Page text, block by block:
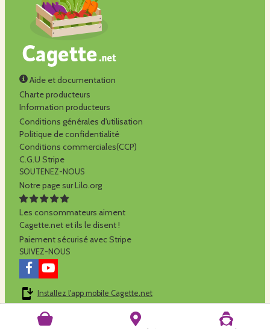
Aide et documentation
Charte producteurs
Information producteurs
Conditions générales d'utilisation
Politique de confidentialité
Conditions commerciales(CCP)
C.G.U Stripe
SOUTENEZ-NOUS
Notre page sur Lilo.org
Les consommateurs aiment
Cagette.net et ils le disent !
Paiement sécurisé avec Stripe
SUIVEZ-NOUS
Installez l'app mobile Cagette.net
Cagette.net est réalisé par la SCOP Alilo